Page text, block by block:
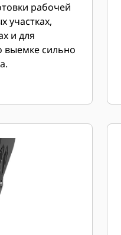
рабочей
участках,
и для
выемке сильно